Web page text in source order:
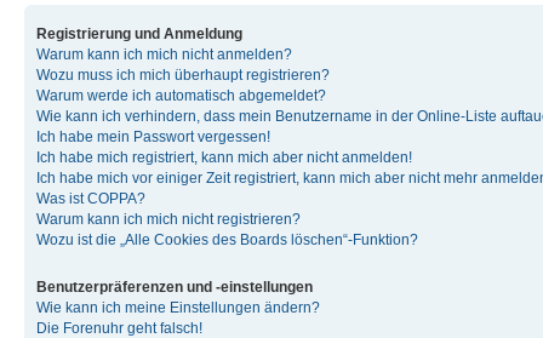
Registrierung und Anmeldung
Warum kann ich mich nicht anmelden?
Wozu muss ich mich überhaupt registrieren?
Warum werde ich automatisch abgemeldet?
Wie kann ich verhindern, dass mein Benutzername in der Online-Liste
Ich habe mein Passwort vergessen!
Ich habe mich registriert, kann mich aber nicht anmelden!
Ich habe mich vor einiger Zeit registriert, kann mich aber nicht mehr
Was ist COPPA?
Warum kann ich mich nicht registrieren?
Wozu ist die „Alle Cookies des Boards löschen“-Funktion?
Benutzerpräferenzen und -einstellungen
Wie kann ich meine Einstellungen ändern?
Die Forenuhr geht falsch!